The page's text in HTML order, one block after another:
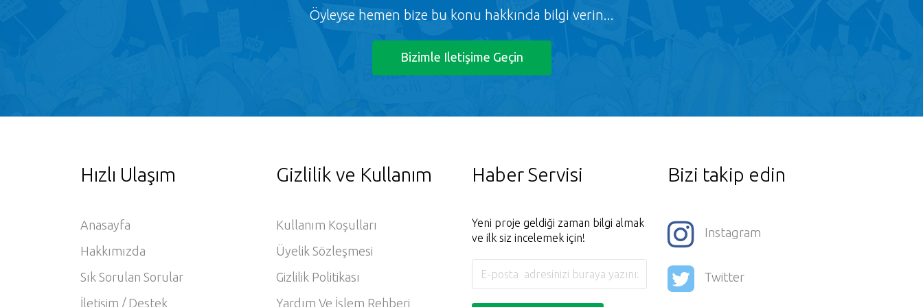
Öyleyse hemen bize bu konu hakkında bilgi verin...
Bizimle Iletişime Geçin
Hızlı Ulaşım
Anasayfa
Hakkımızda
Sık Sorulan Sorular
İletişim / Destek
Gizlilik ve Kullanım
Kullanım Koşulları
Üyelik Sözleşmesi
Gizlilik Politikası
Yardım Ve İşlem Rehberi
Haber Servisi
Yeni proje geldiği zaman bilgi almak
ve ilk siz incelemek için!
Bizi takip edin
Instagram
Twitter